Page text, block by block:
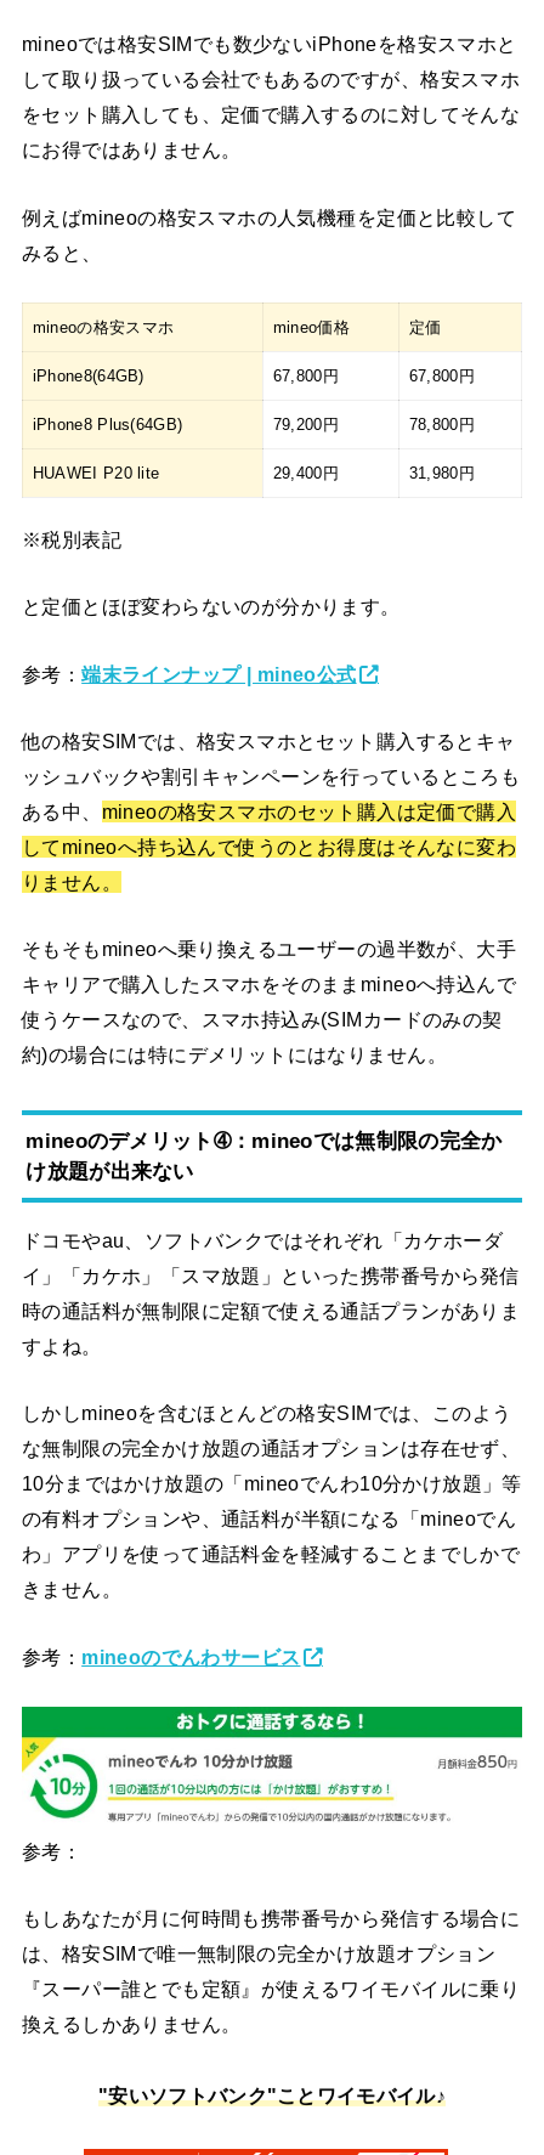
mineoでは格安SIMでも数少ないiPhoneを格安スマホと
して取り扱っている会社でもあるのですが、格安スマホ
をセット購入しても、定価で購入するのに対してそんな
にお得ではありません。
例えばmineoの格安スマホの人気機種を定価と比較して
みると、
mineoの格安スマホ mineo価格 定価
iPhone8(64GB) 67,800円 67,800円
iPhone8 Plus(64GB) 79,200円 78,800円
HUAWEI P20 lite 29,400円 31,980円
※税別表記
と定価とほぼ変わらないのが分かります。
参考：端末ラインナップ | mineo公式
他の格安SIMでは、格安スマホとセット購入するとキャ
ッシュバックや割引キャンペーンを行っているところも
ある中、 mineoの格安スマホのセット購入は定価で購入
してmineoへ持ち込んで使うのとお得度はそんなに変わ
りません。
そもそもmineoへ乗り換えるユーザーの過半数が、大手
キャリアで購入したスマホをそのままmineoへ持込んで
使うケースなので、スマホ持込み(SIMカードのみの契
約)の場合には特にデメリットにはなりません。
mineoのデメリット➃：mineoでは無制限の完全か
け放題が出来ない
ドコモやau、ソフトバンクではそれぞれ「カケホーダ
イ」「カケホ」「スマ放題」といった携帯番号から発信
時の通話料が無制限に定額で使える通話プランがありま
すよね。
しかしmineoを含むほとんどの格安SIMでは、このよう
な無制限の完全かけ放題の通話オプションは存在せず、
10分まではかけ放題の「mineoでんわ10分かけ放題」等
の有料オプションや、通話料が半額になる「mineoでん
わ」アプリを使って通話料金を軽減することまでしかで
きません。
参考： mineoのでんわサービス
参考：
もしあなたが月に何時間も携帯番号から発信する場合に
は、格安SIMで唯一無制限の完全かけ放題オプション
『スーパー誰とでも定額』が使えるワイモバイルに乗り
換えるしかありません。
"安いソフトバンク"ことワイモバイル♪